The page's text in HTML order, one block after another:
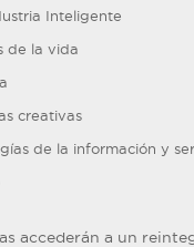
Inteligente
de la vida
creativas
de la información y
accederán a un